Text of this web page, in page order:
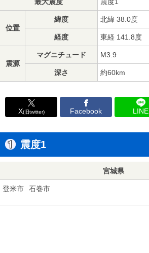
位置
緯度 北緯 38.0度
経度 東経 141.8度
震源
マグニチュード M3.9
深さ 約60km
X(旧twitter) Facebook LINE
震度1
宮城県
登米市 石巻市